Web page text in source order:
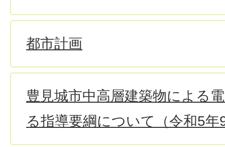
都市計画
豊見城市中高層建築物による
る指導要綱について（令和5年